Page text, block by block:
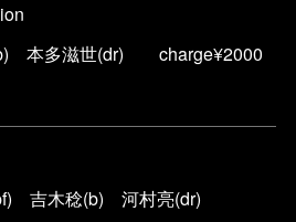
本多滋世(dr) charge¥2000
吉木稔(b) 河村亮(dr)